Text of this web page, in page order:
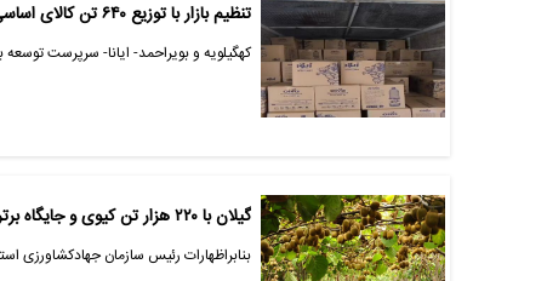
تنظیم بازار با توزیع ۶۴۰ تن کالای اساسی در کهگیلویه و بویراحمد
کهگیلویه و بویراحمد- ایانا- سرپرست
گیلان با ۲۲۰ هزار تن کیوی و جایگاه برتر طیور، پیشتاز کشاورزی شد
بنابراظهارات رئیس سازمان جهادکشاورزی